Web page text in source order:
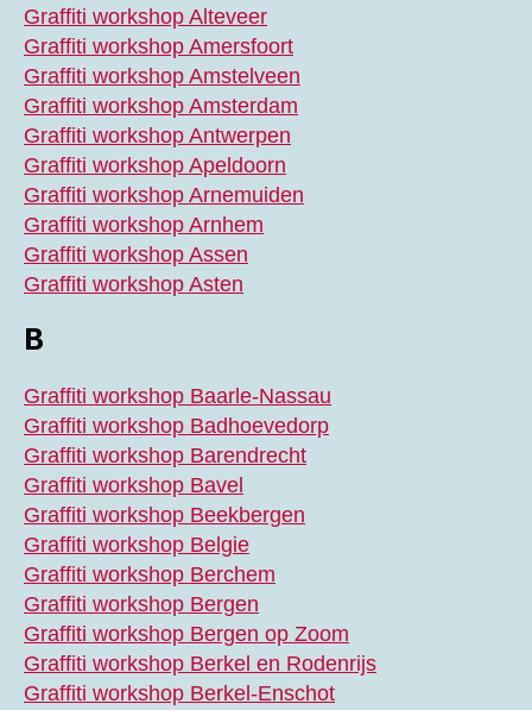
Graffiti workshop Alteveer
Graffiti workshop Amersfoort
Graffiti workshop Amstelveen
Graffiti workshop Amsterdam
Graffiti workshop Antwerpen
Graffiti workshop Apeldoorn
Graffiti workshop Arnemuiden
Graffiti workshop Arnhem
Graffiti workshop Assen
Graffiti workshop Asten
B
Graffiti workshop Baarle-Nassau
Graffiti workshop Badhoevedorp
Graffiti workshop Barendrecht
Graffiti workshop Bavel
Graffiti workshop Beekbergen
Graffiti workshop Belgie
Graffiti workshop Berchem
Graffiti workshop Bergen
Graffiti workshop Bergen op Zoom
Graffiti workshop Berkel en Rodenrijs
Graffiti workshop Berkel-Enschot